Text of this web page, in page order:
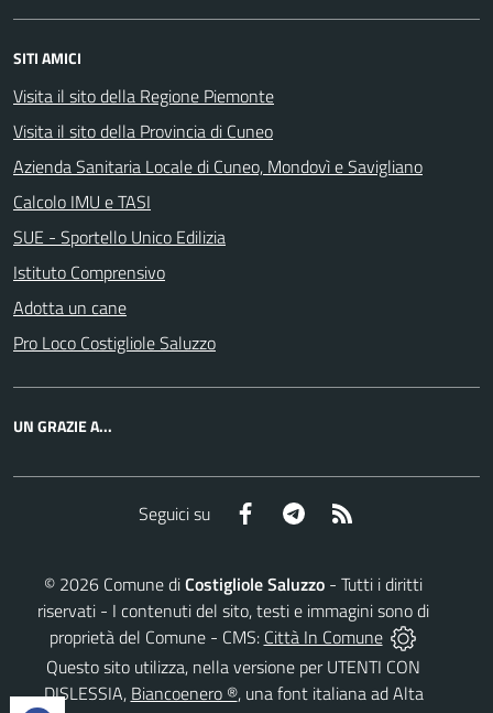
SITI AMICI
Visita il sito della Regione Piemonte
Visita il sito della Provincia di Cuneo
Azienda Sanitaria Locale di Cuneo, Mondovì e Savigliano
Calcolo IMU e TASI
SUE - Sportello Unico Edilizia
Istituto Comprensivo
Adotta un cane
Pro Loco Costigliole Saluzzo
UN GRAZIE A...
Seguici su Facebook Telegram
© 2026 Comune diCostigliole Saluzzo - Tutti i diritti
riservati - I contenuti del sito, testi e immagini sono di
proprietà del Comune - CMS: Città In Comune
Questo sito utilizza, nella versione per UTENTI CON
DISLESSIA, Biancoenero ®, una font italiana ad Alta